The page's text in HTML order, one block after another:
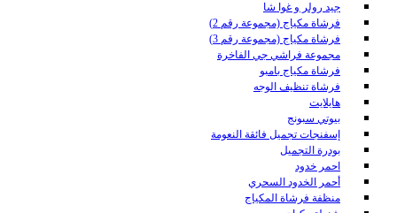
جيد رولر و غوا شا
فرشاة مكياج (مجموعة رقم 2)
فرشاة مكياج (مجموعة رقم 3)
مجموعة فراشي جي الفاخرة
فرشاة مكياج بامبو
فرشاة تنظيف الوجه
هايلايت
بيوتي سبونج
إسفنجات تجميل فائقة النعومة
بودرة التجميل
احمر خدود
أحمر الخدود السحري
منظفة فرشاة المكياج